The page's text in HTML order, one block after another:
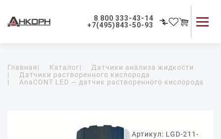
8 800 333-43-14
+7(495)843-50-93
Применение приборов
Как мы работаем
Главная| Каталог|
Датчики анализа жидкости
|
Датчики растворенного кислорода
|
AnaCONT LED — датчик растворенного кислорода
Артикул: LGD-211-